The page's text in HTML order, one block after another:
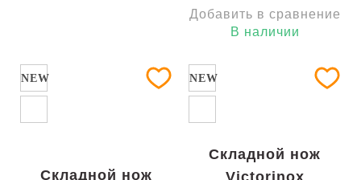
Добавить в сравнение
В наличии
NEW
Складной нож
NEW
Складной нож
Victorinox